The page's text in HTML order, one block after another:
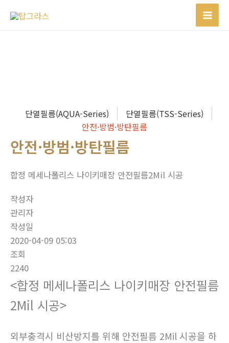
단열필름(AQUA-Series)
단열필름(TSS-Series)
안전·방범·방탄필름
안전·방범·방탄필름
합정 메세나폴리스 나이키매장 안전필름2Mil 시공
작성자
관리자
작성일
2020-04-09 05:03
조회
2240
<합정 메세나폴리스 나이키매장 안전필름
2Mil 시공>
외부충격시 비산방지를 위해 안전필름 2Mil 시공을 하